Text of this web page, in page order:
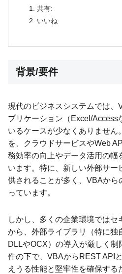
共有:
いいね:
背景/要件
現代のビジネスシステムでは、
プリケーション（Excel/Access
いるケースが少なくありません
を、クラウドサービスやWeb
務効率の向上やデータ活用の幅
います。特に、新しい外部サー
供されることが多く、VBAから
っています。
しかし、多くの企業環境ではセ
から、外部ライブラリ（特に独
DLLやOCX）の導入が厳しく
件の下で、VBAからREST API
えうる性能と堅牢性を確保する